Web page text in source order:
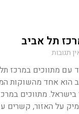
תל אביב
תגובות
עם מתווכים במרכז
הוא אחד מהשוקות
בישראל. מתווכים
על האזור, קשרים